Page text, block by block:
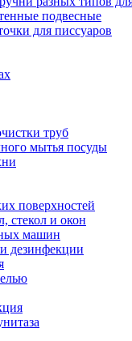
подвесные
для писсуаров
труб
мытья посуды
поверхностей
стекол и окон
машин
дезинфекции